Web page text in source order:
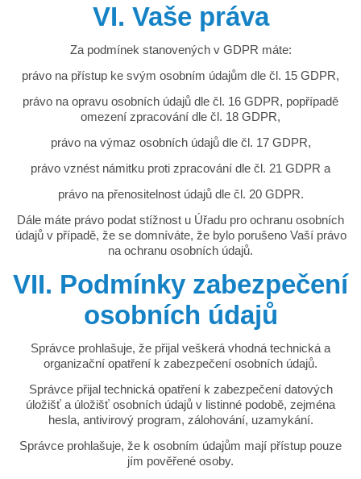
VI. Vaše práva
Za podmínek stanovených v GDPR máte:
právo na přístup ke svým osobním údajům dle čl. 15 GDPR,
právo na opravu osobních údajů dle čl. 16 GDPR, popřípadě
omezení zpracování dle čl. 18 GDPR,
právo na výmaz osobních údajů dle čl. 17 GDPR,
právo vznést námitku proti zpracování dle čl. 21 GDPR a
právo na přenositelnost údajů dle čl. 20 GDPR.
Dále máte právo podat stížnost u Úřadu pro ochranu osobních
údajů v případě, že se domníváte, že bylo porušeno Vaší právo
na ochranu osobních údajů.
VII. Podmínky zabezpečení
osobních údajů
Správce prohlašuje, že přijal veškerá vhodná technická a
organizační opatření k zabezpečení osobních údajů.
Správce přijal technická opatření k zabezpečení datových
úložišť a úložišť osobních údajů v listinné podobě, zejména
hesla, antivirový program, zálohování, uzamykání.
Správce prohlašuje, že k osobním údajům mají přístup pouze
jím pověřené osoby.